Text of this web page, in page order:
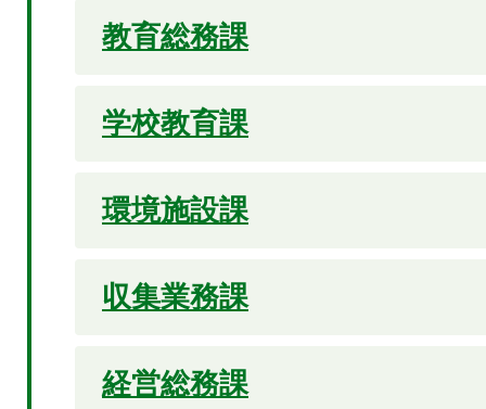
教育総務課
学校教育課
環境施設課
収集業務課
経営総務課